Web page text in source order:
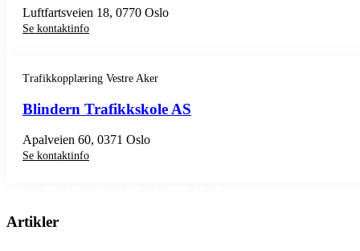
Luftfartsveien 18, 0770 Oslo
Se kontaktinfo
Trafikkopplæring Vestre Aker
Blindern Trafikkskole AS
Apalveien 60, 0371 Oslo
Se kontaktinfo
Artikler